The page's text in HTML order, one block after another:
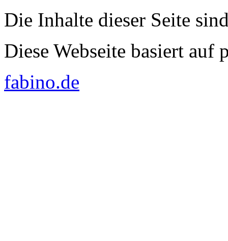
Die Inhalte dieser Seite
Diese Webseite basiert auf
fabino.de